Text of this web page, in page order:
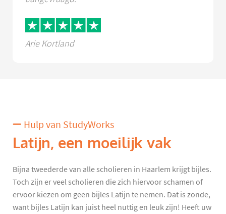
Arie Kortland
Hulp van StudyWorks
Latijn, een moeilijk vak
Bijna tweederde van alle scholieren in Haarlem krijgt bijles.
Toch zijn er veel scholieren die zich hiervoor schamen of
ervoor kiezen om geen bijles Latijn te nemen. Dat is zonde,
want bijles Latijn kan juist heel nuttig en leuk zijn! Heeft uw